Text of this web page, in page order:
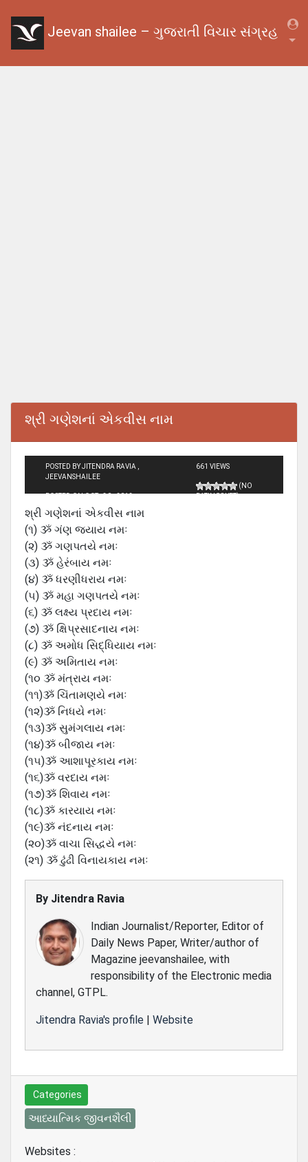
Jeevan shailee – ગુજરાતી વિચાર સંગ્રહ
શ્રી ગણેશનાં એકવીસ નામ
POSTED BY JITENDRA RAVIA ,
JEEVANSHAILEE
POSTED ON OCT - 30 - 2012
661 VIEWS
(NO
RATINGS YET)
શ્રી ગણેશનાં એકવીસ નામ
(૧) ૐ ગંણ જયાય નમઃ
(૨) ૐ ગણપતયે નમઃ
(૩) ૐ હેરંબાય નમઃ
(૪) ૐ ધરણીધરાય નમઃ
(૫) ૐ મહા ગણપતયે નમઃ
(૬) ૐ લક્ષ્ય પ્રદાય નમઃ
(૭) ૐ ક્ષિપ્રસાદનાય નમઃ
(૮) ૐ અમોધ સિદ્ધિયાય નમઃ
(૯) ૐ અમિતાય નમઃ
(૧૦ ૐ મંત્રાય નમઃ
(૧૧)ૐ ચિંતામણયે નમઃ
(૧૨)ૐ નિધયે નમઃ
(૧૩)ૐ સુમંગલાય નમઃ
(૧૪)ૐ બીજાય નમઃ
(૧૫)ૐ આશાપૂરકાય નમઃ
(૧૬)ૐ વરદાય નમઃ
(૧૭)ૐ શિવાય નમઃ
(૧૮)ૐ કારયાય નમઃ
(૧૯)ૐ નંદનાય નમઃ
(૨૦)ૐ વાચા સિદ્ધયે નમઃ
(૨૧) ૐ ઢુંઢી વિનાયકાય નમઃ
By Jitendra Ravia
Indian Journalist/Reporter, Editor of
Daily News Paper, Writer/author of
Magazine jeevanshailee, with
responsibility of the Electronic media
channel, GTPL.
Jitendra Ravia's profile | Website
Categories
આધ્યાત્મિક જીવનશૈલી
Websites :